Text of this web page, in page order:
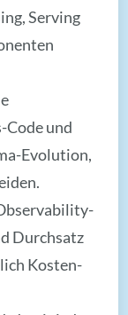
Serving
und
Evolution,
Durchsatz
Kosten-